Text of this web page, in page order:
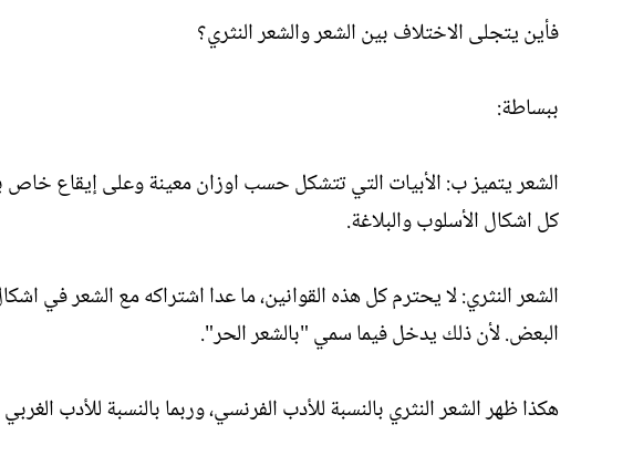
فأين يتجلى الاختلاف بين الشعر والشعر النثري؟
ببساطة:
الشعر يتميز ب: الأبيات التي تتشكل حسب اوزان معينة وعلى إيقاع خاص
كل اشكال الأسلوب والبلاغة.
الشعر النثري: لا يحترم كل هذه القوانين، ما عدا اشتراكه مع الشعر في
البعض. لأن ذلك يدخل فيما سمي "بالشعر الحر".
هكذا ظهر الشعر النثري بالنسبة للأدب الفرنسي، وربما بالنسبة للأدب